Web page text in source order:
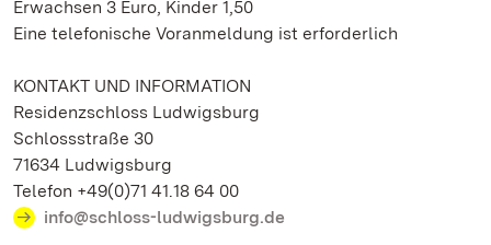
Erwachsen 3 Euro, Kinder 1,50
Eine telefonische Voranmeldung ist erforderlich
KONTAKT UND INFORMATION
Residenzschloss Ludwigsburg
Schlossstraße 30
71634 Ludwigsburg
Telefon +49(0)71 41.18 64 00
info@schloss-ludwigsburg.de